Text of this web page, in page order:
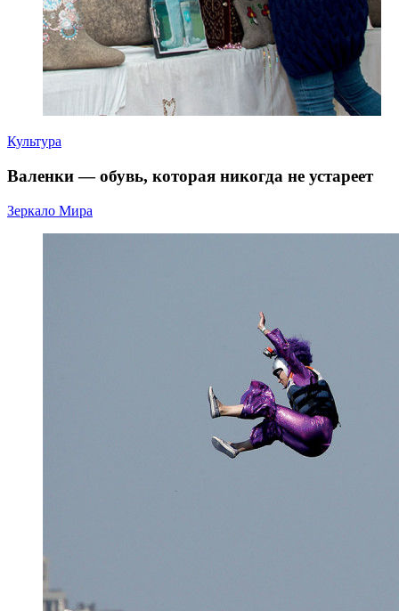
Культура
Валенки — обувь, которая никогда не устареет
Зеркало Мира